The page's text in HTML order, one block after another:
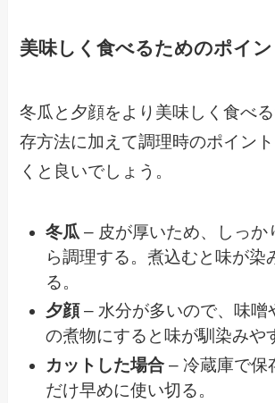
美味しく食べるためのポイン
冬瓜と夕顔をより美味しく食べ
存方法に加えて調理時のポイン
くと良いでしょう。
冬瓜 – 皮が厚いため、しっか
ら調理する。煮込むと味が染
る。
夕顔– 水分が多いので、味噌
の煮物にすると味が馴染みや
カットした場合– 冷蔵庫で保
だけ早めに使い切る。